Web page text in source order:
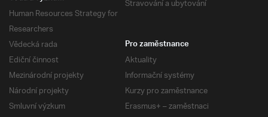
Stravování a ubytování
Human Resources Strategy for
Researchers
Vědecká rada
Ediční činnost
Mezinárodní projekty
Národní projekty
Smluvní výzkum
Pro zaměstnance
Aktuality
Informační systémy
Kurzy pro zaměstnance
Erasmus+ – zaměstnaci